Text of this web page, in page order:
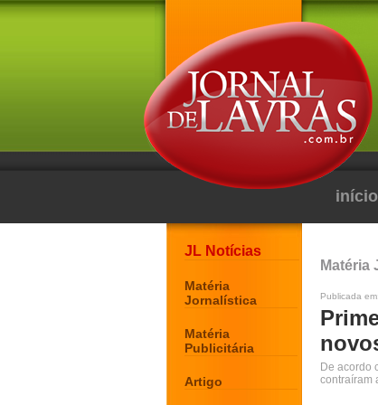
início
JL Notícias
Matéria
Jornalística
Matéria
Publicitária
Artigo
Matéria
Publicada
De acordo
contraíram